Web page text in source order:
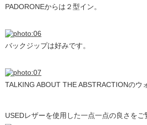
PADORONEからは２型イン。
バックジップは好みです。
TALKING ABOUT THE ABSTRACTIONのウ
USEDレザーを使用した一点一点の良さをご